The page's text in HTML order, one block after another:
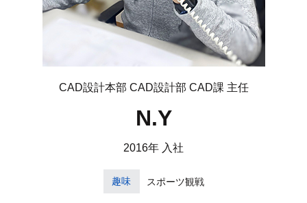
CAD設計本部 CAD設計部 CAD課 主任
N.Y
2016年 入社
趣味 スポーツ観戦